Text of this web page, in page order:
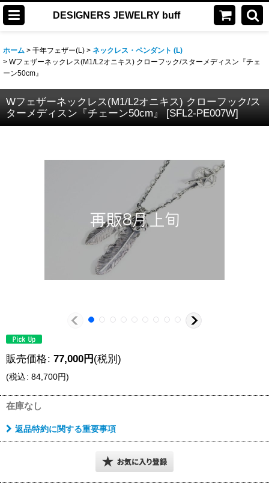
DESIGNERS JEWELRY buff
ホーム > 千年フェザー(L) > ネックレス・ペンダント (L)
> Wフェザーネックレス(M1/L2オニキス) クローフック/スターメディスン『チェ
ーン50cm』
Wフェザーネックレス(M1/L2オニキス) クローフック/ス
ターメディスン『チェーン50cm』
[SFL2-PE007W]
販売価格: 77,000円 (税別)
(税込: 84,700円)
在庫なし
返品特約に関する重要事項